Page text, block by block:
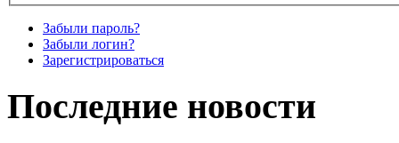
Забыли пароль?
Забыли логин?
Зарегистрироваться
Последние новости